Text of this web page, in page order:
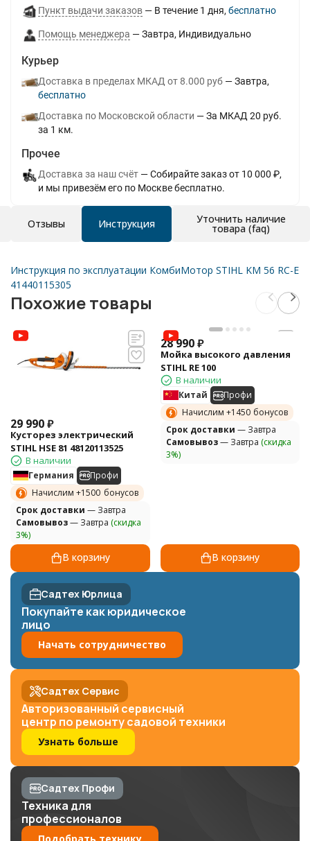
Пункт выдачи заказов В течение 1 дня Бесплатно
Помощь менеджера Завтра Индивидуально
Курьер
Доставка в пределах МКАД от 8.000 руб
Завтра
Бесплатно
Доставка по Московской области
За МКАД 20 руб.
за 1 км.
Прочее
Доставка за наш счёт
Собирайте заказ от 10 000 ₽,
и мы привезём его по Москве бесплатно.
Отзывы Инструкция Уточнить наличие
товара (faq)
Инструкция по эксплуатации КомбиМотор STIHL KM 56 RC-E
41440115305
Похожие товары
29 990₽
Кусторез электрический
STIHL HSE 81 48120113525
В наличии
Германия
Профи
Начислим +1500 бонусов
Cрок доставки — Завтра
Самовывоз— Завтра (скидка
3%)
В корзину
28 990 ₽
Мойка высокого давления
STIHL RE 100
В наличии
Китай
Профи
Начислим +1450 бонусов
Cрок доставки — Завтра
Самовывоз— Завтра (скидка
3%)
В корзину
Садтех Юрлица
Покупайте как юридическое
лицо
Начать сотрудничество
Садтех Сервис
Авторизованный сервисный
центр по ремонту садовой техники
Узнать больше
Садтех Профи
Техника для
профессионалов